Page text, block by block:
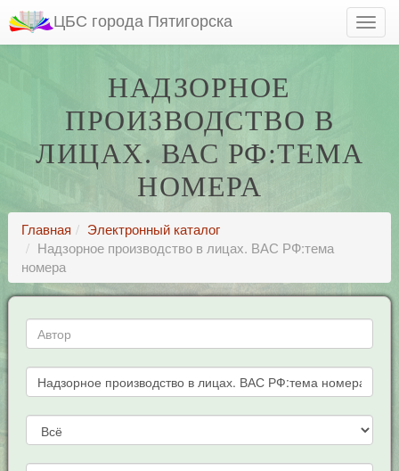
ЦБС города Пятигорска
НАДЗОРНОЕ
ПРОИЗВОДСТВО В
ЛИЦАХ. ВАС РФ:ТЕМА
НОМЕРА
Главная
Электронный каталог
Надзорное производство в лицах. ВАС РФ:тема
номера